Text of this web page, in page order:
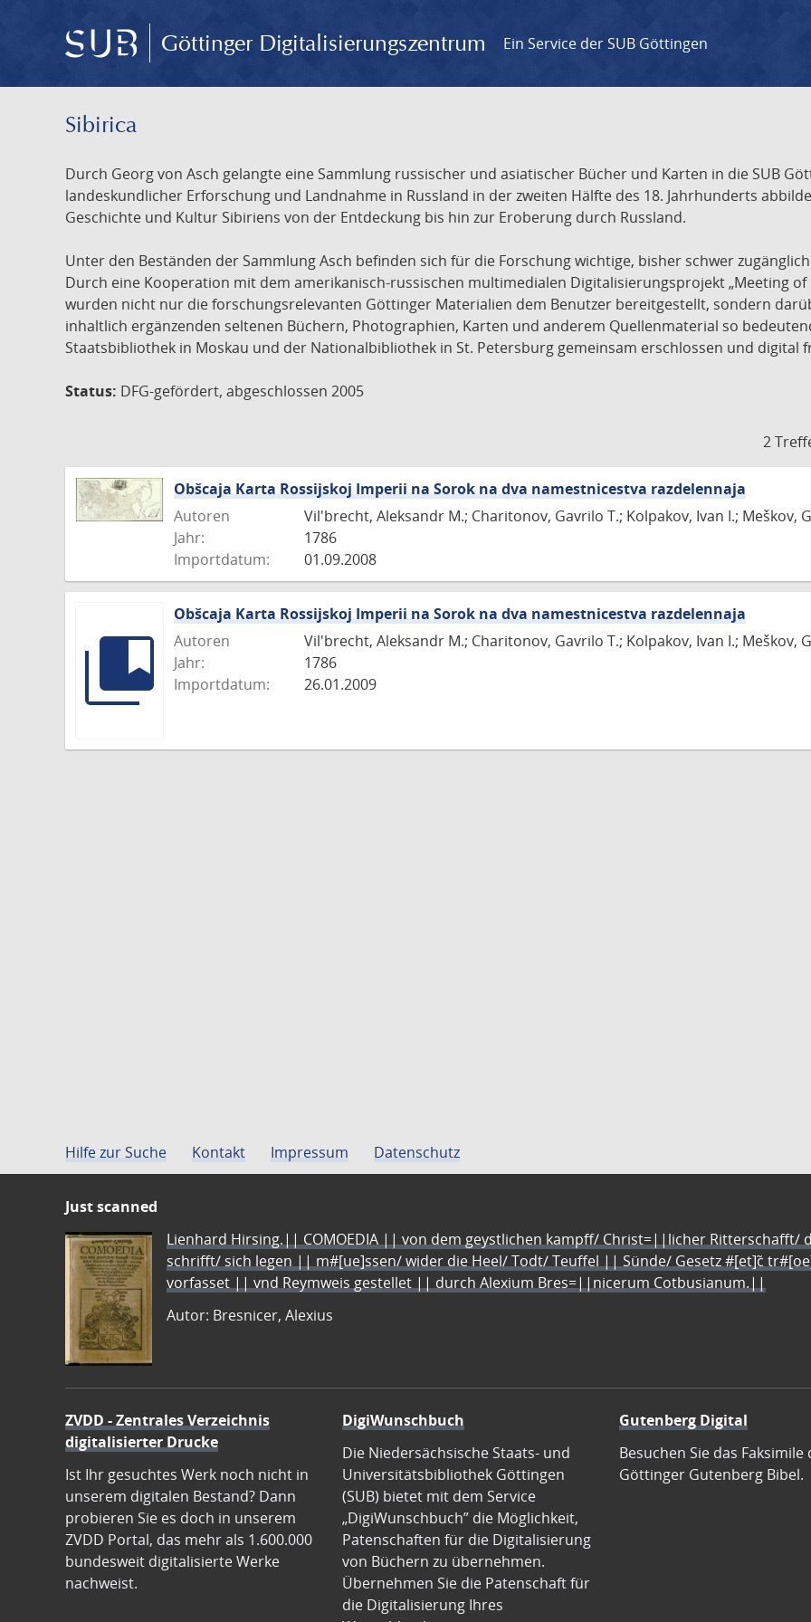
Göttinger Digitalisierungszentrum Ein Service der SUB Göttingen
Sibirica
Durch Georg von Asch gelangte eine Sammlung russischer und asiatischer Bücher und Karten in die SUB
landeskundlicher Erforschung und Landnahme in Russland in der zweiten Hälfte des 18. Jahrhunderts
Geschichte und Kultur Sibiriens von der Entdeckung bis hin zur Eroberung durch Russland.
Unter den Beständen der Sammlung Asch befinden sich für die Forschung wichtige, bisher schwer
Durch eine Kooperation mit dem amerikanisch-russischen multimedialen Digitalisierungsprojekt „Meeting
wurden nicht nur die forschungsrelevanten Göttinger Materialien dem Benutzer bereitgestellt, sondern
inhaltlich ergänzenden seltenen Büchern, Photographien, Karten und anderem Quellenmaterial so
Staatsbibliothek in Moskau und der Nationalbibliothek in St. Petersburg gemeinsam erschlossen und digital
Status: DFG-gefördert, abgeschlossen 2005
2
Obšcaja Karta Rossijskoj Imperii na Sorok na dva namestnicestva razdelennaja
Autoren
Vil'brecht, Aleksandr M.; Charitonov, Gavrilo T.; Kolpakov, Ivan I.; Meškov,
Jahr:
1786
Importdatum:
01.09.2008
Obšcaja Karta Rossijskoj Imperii na Sorok na dva namestnicestva razdelennaja
Autoren
Vil'brecht, Aleksandr M.; Charitonov, Gavrilo T.; Kolpakov, Ivan I.; Meškov,
Jahr:
1786
Importdatum:
26.01.2009
Hilfe zur Suche Kontakt Impressum Datenschutz
Just scanned
Lienhard Hirsing.|| COMOEDIA || von dem geystlichen kampff/ Christ=||licher Ritterschafft/
schrifft/ sich legen || m#[ue]ssen/ wider die Heel/ Todt/ Teuffel || Sünde/ Gesetz #[et]c̃
vorfasset || vnd Reymweis gestellet || durch Alexium Bres=||nicerum Cotbusianum.||
Autor: Bresnicer, Alexius
ZVDD - Zentrales Verzeichnis
digitalisierter Drucke
Ist Ihr gesuchtes Werk noch nicht in
unserem digitalen Bestand? Dann
probieren Sie es doch in unserem
ZVDD Portal, das mehr als 1.600.000
bundesweit digitalisierte Werke
nachweist.
DigiWunschbuch
Die Niedersächsische Staats- und
Universitätsbibliothek Göttingen
(SUB) bietet mit dem Service
„DigiWunschbuch” die Möglichkeit,
Patenschaften für die Digitalisierung
von Büchern zu übernehmen.
Übernehmen Sie die Patenschaft für
die Digitalisierung Ihres
Gutenberg Digital
Besuchen Sie das Faksimile
Göttinger Gutenberg Bibel.